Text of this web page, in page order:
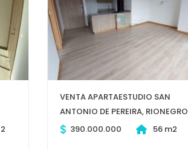
2
VENTA APARTAESTUDIO SAN
ANTONIO DE PEREIRA, RIONEGRO
$ 390.000.000 56 m2